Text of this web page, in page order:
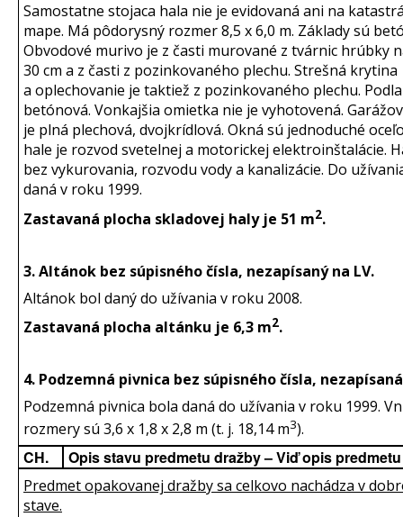
Samostatne stojaca hala nie je evidovaná ani na
mape. Má pôdorysný rozmer 8,5 x 6,0 m. Základy sú
Obvodové murivo je z časti murované z tvárnic hrúbky
30 cm a z časti z pozinkovaného plechu. Strešná krytina
a oplechovanie je taktiež z pozinkovaného plechu.
betónová. Vonkajšia omietka nie je vyhotovená.
je plná plechová, dvojkrídlová. Okná sú jednoduché
hale je rozvod svetelnej a motorickej elektroinštalácie.
bez vykurovania, rozvodu vody a kanalizácie. Do
daná v roku 1999.
Zastavaná plocha skladovej haly je 51 m2.
3. Altánok bez súpisného čísla, nezapísaný na LV.
Altánok bol daný do užívania v roku 2008.
Zastavaná plocha altánku je 6,3 m2.
4. Podzemná pivnica bez súpisného čísla,
Podzemná pivnica bola daná do užívania v roku 1999.
rozmery sú 3,6 x 1,8 x 2,8 m (t. j. 18,14 m3).
CH. Opis stavu predmetu dražby – Viď opis
Predmet opakovanej dražby sa celkovo nachádza v
stave.